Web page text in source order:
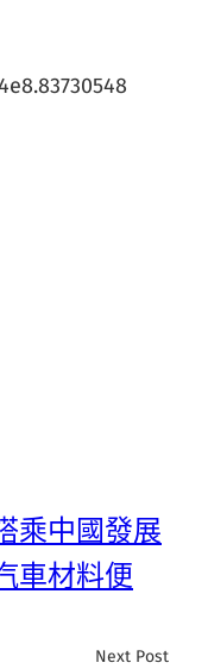
乘中國發展
車材料便
Next Post